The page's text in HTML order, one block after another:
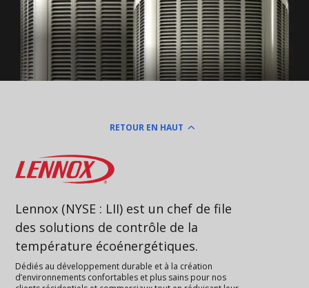
RETOUR EN HAUT
Lennox
Lennox (NYSE : LII) est un chef de file
des solutions de contrôle de la
température écoénergétiques.
Dédiés au développement durable et à la création
d’environnements confortables et plus sains pour nos